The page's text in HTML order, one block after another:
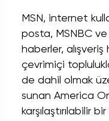
MSN, internet
posta, MSNBC
haberler,
çevrimiçi
de dahil olmak
sunan America
karşılaştırılabilir